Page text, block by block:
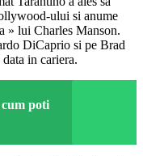
ului si anume
» lui Charles Manson.
DiCaprio si pe Brad
in cariera.
poti